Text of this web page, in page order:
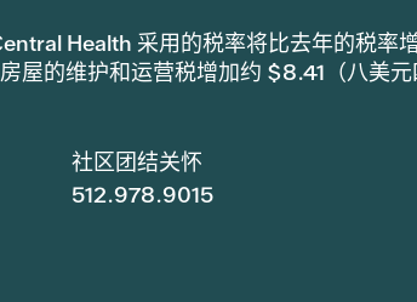
Health 采用的税率将比去年的税率
屋的维护和运营税增加约 $8.41（八美
社区团结关怀
512.978.9015